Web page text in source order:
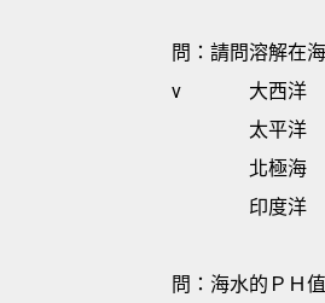
問：請問溶解在
v
大西洋
太平洋
北極海
印度洋
問：海水的ＰＨ